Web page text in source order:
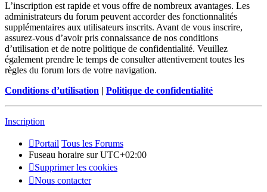
L’inscription est rapide et vous offre de nombreux avantages. Les
administrateurs du forum peuvent accorder des fonctionnalités
supplémentaires aux utilisateurs inscrits. Avant de vous inscrire,
assurez-vous d’avoir pris connaissance de nos conditions
d’utilisation et de notre politique de confidentialité. Veuillez
également prendre le temps de consulter attentivement toutes les
règles du forum lors de votre navigation.
Conditions d’utilisation | Politique de confidentialité
Inscription
Portail Tous les Forums
Fuseau horaire surUTC+02:00
Supprimer les cookies
Nous contacter